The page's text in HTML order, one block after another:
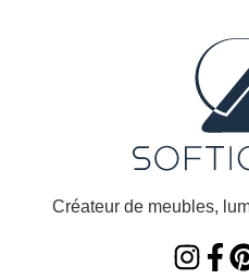
Créateur de meubles,